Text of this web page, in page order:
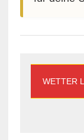
WETTER